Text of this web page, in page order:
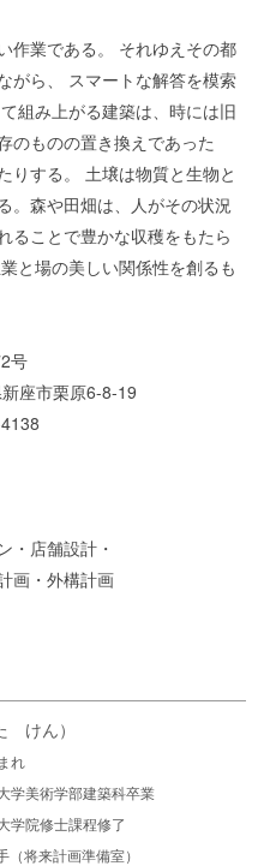
作業である。 それゆえその都
がら、 スマートな解答を模索
組み上がる建築は、時には旧
のものの置き換えであった
りする。 土壌は物質と生物と
。森や田畑は、人がその状況
ることで豊かな収穫をもたら
と場の美しい関係性を創るも
号
座市栗原6-8-19
・店舗設計・
画・外構計画
けん）
れ
美術学部建築科卒業
院修士課程修了
来計画準備室）